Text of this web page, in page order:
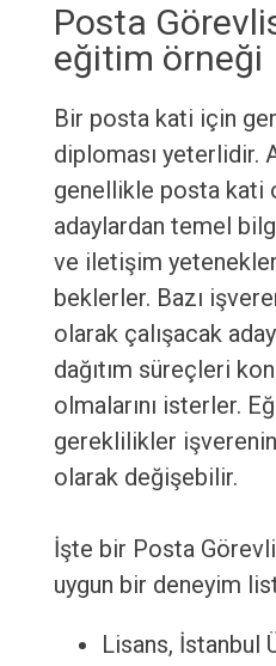
Posta
eğitim örneği
Bir posta kati için
diploması yeterlidir.
genellikle posta kati
adaylardan temel
ve iletişim
beklerler. Bazı
olarak çalışacak
dağıtım süreçleri
olmalarını isterler.
gereklilikler
olarak değişebilir.
İşte bir Posta
uygun bir deneyim
Lisans, İstanbul